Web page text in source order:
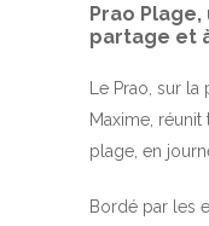
Prao Plage,
partage et
Le Prao, sur
Maxime, réunit
plage, en
Bordé par les